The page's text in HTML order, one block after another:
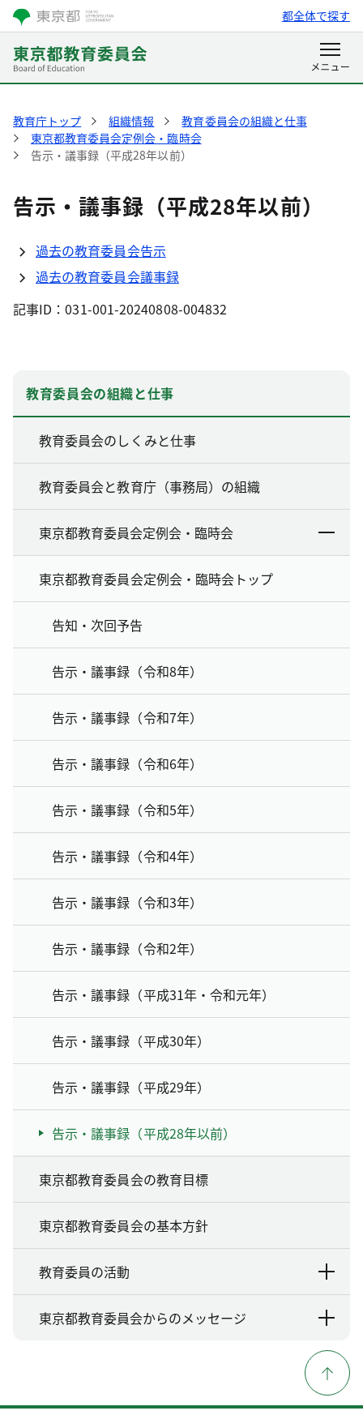
都全体で探す
教育庁トップ 組織情報
教育委員会の組織と仕事
東京都教育委員会定例会・臨時会
告示・議事録（平成28年以前）
告示・議事録（平成28年以前）
過去の教育委員会告示
過去の教育委員会議事録
記事ID：031-001-20240808-004832
教育委員会の組織と仕事
教育委員会のしくみと仕事
教育委員会と教育庁（事務局）の組織
東京都教育委員会定例会・臨時会
東京都教育委員会定例会・臨時会トップ
告知・次回予告
告示・議事録（令和8年）
告示・議事録（令和7年）
告示・議事録（令和6年）
告示・議事録（令和5年）
告示・議事録（令和4年）
告示・議事録（令和3年）
告示・議事録（令和2年）
告示・議事録（平成31年・令和元年）
告示・議事録（平成30年）
告示・議事録（平成29年）
告示・議事録（平成28年以前）
東京都教育委員会の教育目標
東京都教育委員会の基本方針
教育委員の活動
東京都教育委員会からのメッセージ